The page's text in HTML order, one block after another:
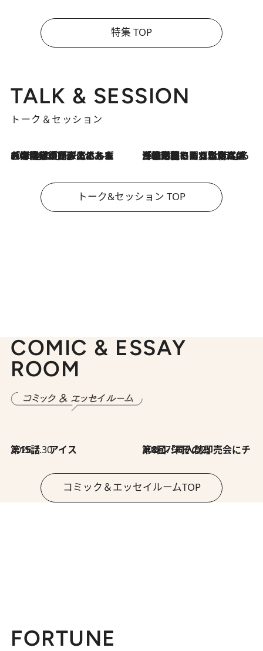
特集 TOP
TALK & SESSION
トーク＆セッション
2026.8.3
「今後値上げがあるとすれば…」「リスクがあるのは今年の冬」エネルギー専門家が語る、ホルムズ海峡封鎖が家庭にもたらす“ある心配” 2026.8.3
「住宅建てられない…」「サーチャージ料の高値が続いている」ホルムズ海峡封鎖による影響はいつまで続く？《エネルギー専門家に聞く“どうなる日本の暮らし”》
トーク&セッション TOP
COMIC & ESSAY
ROOM
2026.7.30
第15話 アイス 2026.7.30
第8回「同人誌即売会にチャレンジ その2」
コミック＆エッセイルームTOP
FORTUNE